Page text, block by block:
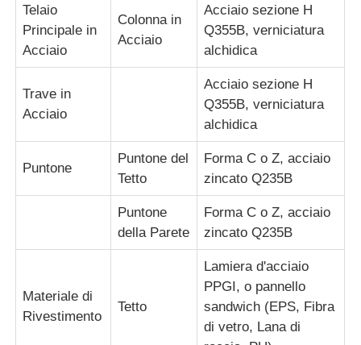
Fatory Tour
Richiedere un preventivo
Casa prefabbricata in acciaio leggero
Costruzione di strutture in acciaio
Telaio
Principale in
Acciaio
Colonna in
Acciaio
Acciaio sezione H
Q355B, verniciatura
alchidica
Trave in
Acciaio
Acciaio sezione H
Q355B, verniciatura
alchidica
Puntone
Puntone del
Tetto
Forma C o Z, acciaio
zincato Q235B
Puntone
della Parete
Forma C o Z, acciaio
zincato Q235B
Materiale di
Rivestimento
Tetto
Lamiera d'acciaio
PPGI, o pannello
sandwich (EPS, Fibra
di vetro, Lana di